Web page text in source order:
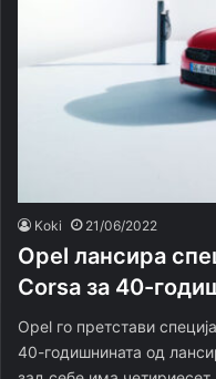
Koki 21/06/2022
Opel лансира
Corsa за 40-
Opel го претстави
40-годишнината од